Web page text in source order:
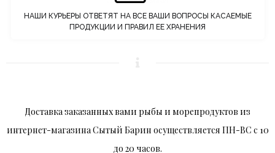
НАШИ КУРЬЕРЫ ОТВЕТЯТ НА ВСЕ ВАШИ ВОПРОСЫ КАСАЕМЫЕ
ПРОДУКЦИИ И ПРАВИЛ ЕЕ ХРАНЕНИЯ
Доставка заказанных вами рыбы и морепродуктов из
интернет-магазина Сытый Барин осуществляется ПН-ВС с 10
до 20 часов.